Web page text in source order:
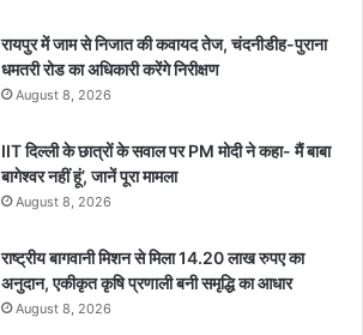
रायपुर में जाम से निजात की कवायद तेज, चंदनीडीह-पुराना
धमतरी रोड का अधिकारी करेंगे निरीक्षण
August 8, 2026
IIT दिल्ली के छात्रों के सवाल पर PM मोदी ने कहा- मैं बाबा
बागेश्वर नहीं हूं’, जानें पूरा मामला
August 8, 2026
राष्ट्रीय बागवानी मिशन से मिला 14.20 लाख रुपए का
अनुदान, एकीकृत कृषि प्रणाली बनी समृद्धि का आधार
August 8, 2026